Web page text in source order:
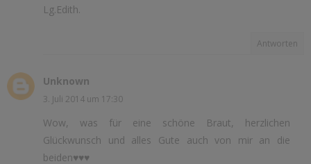
Lg.Edith.
Antworten
Unknown
3. Juli 2014 um 17:30
Wow, was für eine schöne Braut, herzlichen
Glückwunsch und alles Gute auch von mir an die
beiden♥♥♥